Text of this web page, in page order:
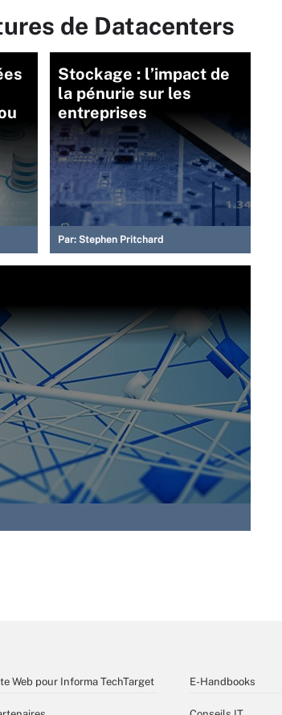
de Datacenters
Stockage : l’impact de
la pénurie sur les
entreprises
Par: Stephen Pritchard
Web pour Informa TechTarget E-Handbooks